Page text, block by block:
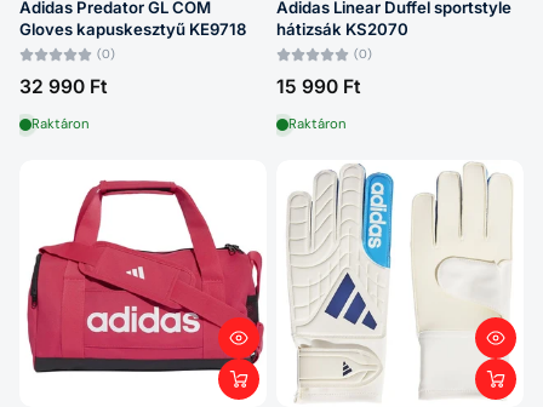
Adidas Predator GL COM
Gloves kapuskesztyű KE9718
(0)
32 990 Ft
Raktáron
Adidas Linear Duffel sportstyle
hátizsák KS2070
(0)
15 990 Ft
Raktáron